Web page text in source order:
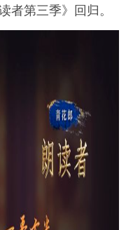
者第三季》回归。